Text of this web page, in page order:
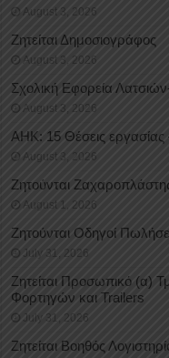
August 3, 2026
Ζητείται Δημοσιογράφος
August 3, 2026
Σχολική Εφορεία
August 3, 2026
ΑΗΚ: 15 Θέσεις
August 3, 2026
Ζητούνται
August 1, 2026
Ζητούνται Οδηγοί
July 31, 2026
Ζητείται Προσωπικό (α)
Φορτηγών και Trailers
July 31, 2026
Ζητείται Βοηθός